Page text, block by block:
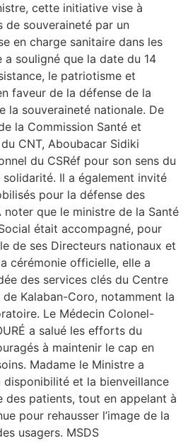
cette initiative vise à
de souveraineté par un
en charge sanitaire dans les
souligné que la date du 14
le patriotisme et
faveur de la défense de la
la souveraineté nationale. De
la Commission Santé et
CNT, Aboubacar Sidiki
du CSRéf pour son sens du
Il a également invité
pour la défense des
que le ministre de la Santé
était accompagné, pour
de ses Directeurs nationaux et
cérémonie officielle, elle a
des services clés du Centre
Kalaban-Coro, notamment la
Le Médecin Colonel-
a salué les efforts du
à maintenir le cap en
Madame le Ministre a
disponibilité et la bienveillance
des patients, tout en appelant à
pour rehausser l’image de la
usagers. MSDS